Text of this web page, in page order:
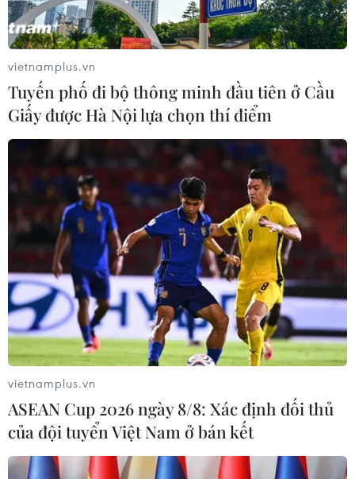
vietnamplus.vn
Tuyến phố đi bộ thông minh đầu tiên ở Cầu
Giấy được Hà Nội lựa chọn thí điểm
vietnamplus.vn
ASEAN Cup 2026 ngày 8/8: Xác định đối thủ
của đội tuyển Việt Nam ở bán kết